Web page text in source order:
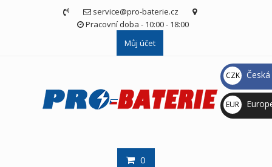
service@pro-baterie.cz
Pracovní doba - 10:00 - 18:00
Můj účet
0
CZK
Kč
EUR
€